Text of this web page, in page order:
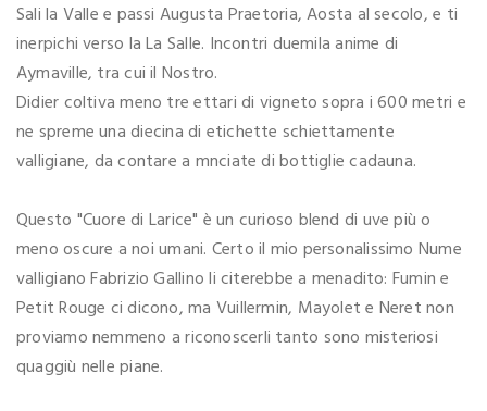
Sali la Valle e passi Augusta Praetoria, Aosta al secolo, e ti
inerpichi verso la La Salle. Incontri duemila anime di
Aymaville, tra cui il Nostro.
Didier coltiva meno tre ettari di vigneto sopra i 600 metri e
ne spreme una diecina di etichette schiettamente
valligiane, da contare a mnciate di bottiglie cadauna.
Questo "Cuore di Larice" è un curioso blend di uve più o
meno oscure a noi umani. Certo il mio personalissimo Nume
valligiano Fabrizio Gallino li citerebbe a menadito: Fumin e
Petit Rouge ci dicono, ma Vuillermin, Mayolet e Neret non
proviamo nemmeno a riconoscerli tanto sono misteriosi
quaggiù nelle piane.